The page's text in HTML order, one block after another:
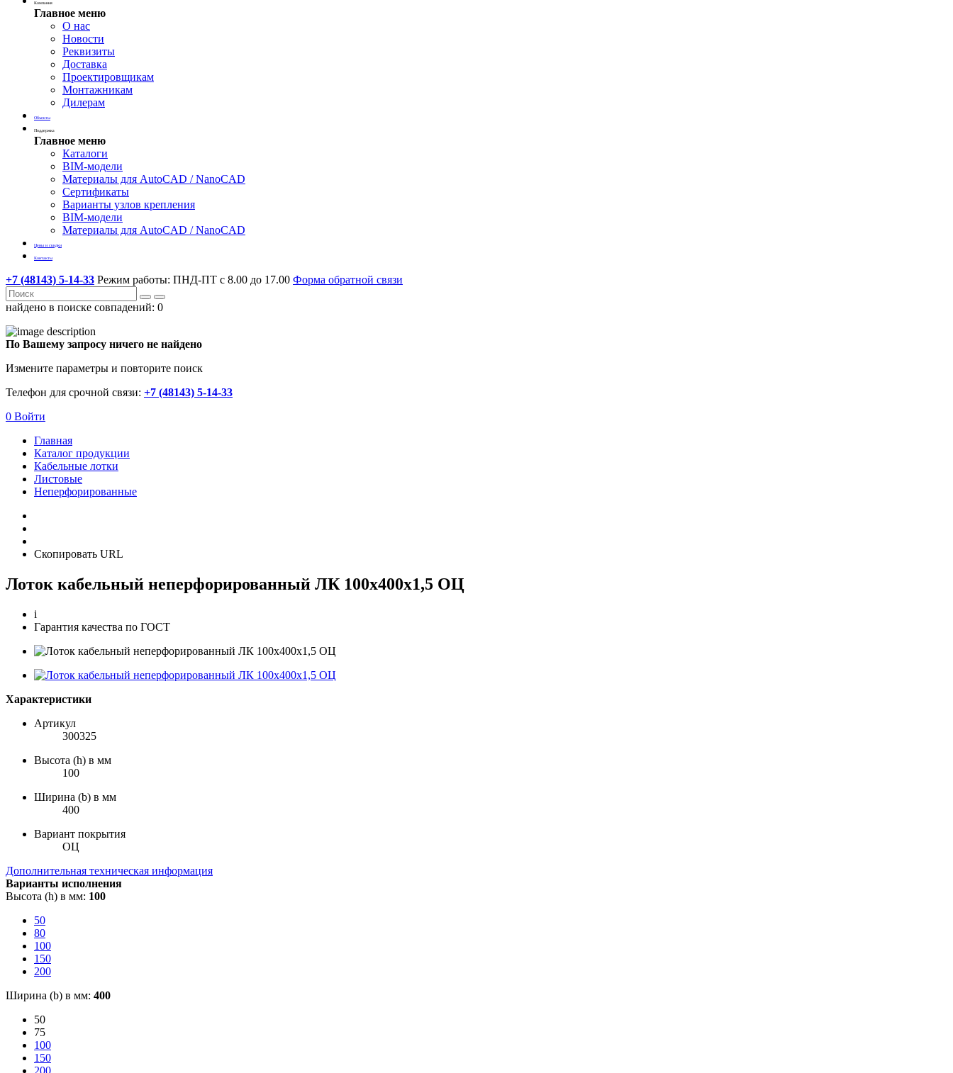
Компания
Главное меню
О нас
Новости
Реквизиты
Доставка
Проектировщикам
Монтажникам
Дилерам
Объекты
Поддержка
Главное меню
Каталоги
BIM-модели
Материалы для AutoCAD / NanoCAD
Сертификаты
Варианты узлов крепления
BIM-модели
Материалы для AutoCAD / NanoCAD
Цены и скидки
Контакты
+7 (48143) 5-14-33 Режим работы: ПНД-ПТ с 8.00 до 17.00 Форма обратной связи
найдено в поиске совпадений: 0
По Вашему запросу ничего не найдено
Измените параметры и повторите поиск
Телефон для срочной связи: +7 (48143) 5-14-33
0 Войти
Главная
Каталог продукции
Кабельные лотки
Листовые
Неперфорированные
Скопировать URL
Лоток кабельный неперфорированный ЛК 100х400х1,5 ОЦ
i
Гарантия качества по ГОСТ
Характеристики
Артикул
300325
Высота (h) в мм
100
Ширина (b) в мм
400
Вариант покрытия
ОЦ
Дополнительная техническая информация
Варианты исполнения
Высота (h) в мм: 100
50
80
100
150
200
Ширина (b) в мм: 400
50
75
100
150
200